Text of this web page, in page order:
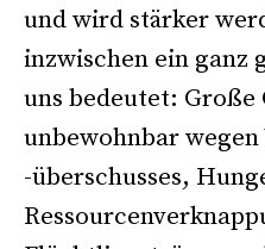
und wird stärker
inzwischen ein ganz
uns bedeutet: Große
unbewohnbar
-überschusses,